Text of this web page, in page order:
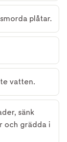
plåtar.
vatten.
sänk
och grädda i